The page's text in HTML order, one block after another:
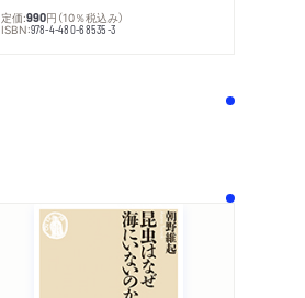
定価:990円 （10％税込み）
ISBN:978-4-480-68535-3